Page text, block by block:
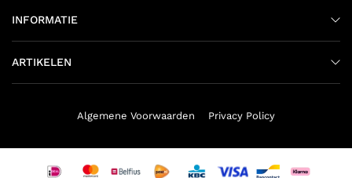
INFORMATIE
ARTIKELEN
Algemene Voorwaarden Privacy Policy